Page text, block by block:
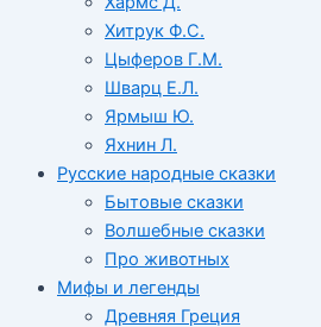
Хитрук Ф.С.
Цыферов Г.М.
Шварц Е.Л.
Ярмыш Ю.
Яхнин Л.
Русские народные сказки
Бытовые сказки
Волшебные сказки
Про животных
Мифы и легенды
Древняя Греция